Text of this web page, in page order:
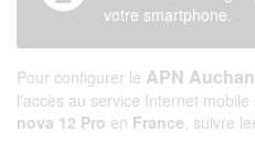
votre smartphone.
Pour configurer le APN
l'accès au service Internet
nova 12 Pro en France, suivre